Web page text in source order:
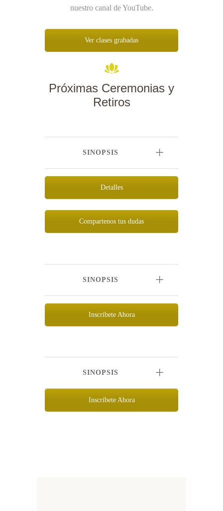
nuestro canal de YouTube.
Ver clases grabadas
Próximas Ceremonias y
Retiros
SINOPSIS
Detalles
Compartenos tus dudas
SINOPSIS
Inscríbete Ahora
SINOPSIS
Inscríbete Ahora